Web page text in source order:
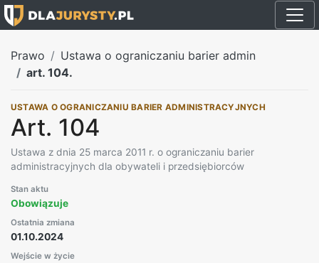
Prawo
Ustawa o ograniczaniu barier admin
art. 104.
USTAWA O OGRANICZANIU BARIER ADMINISTRACYJNYCH
Art. 104
Ustawa z dnia 25 marca 2011 r. o ograniczaniu barier
administracyjnych dla obywateli i przedsiębiorców
Stan aktu
Obowiązuje
Ostatnia zmiana
01.10.2024
Wejście w życie